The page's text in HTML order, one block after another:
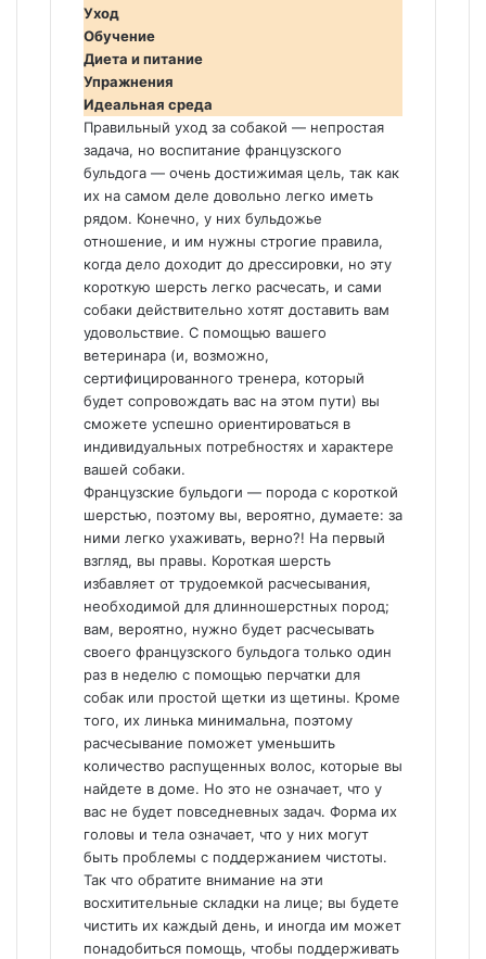
Уход
Обучение
Диета и питание
Упражнения
Идеальная среда
Правильный уход за собакой — непростая
задача, но воспитание французского
бульдога — очень достижимая цель, так как
их на самом деле довольно легко иметь
рядом. Конечно, у них бульдожье
отношение, и им нужны строгие правила,
когда дело доходит до дрессировки, но эту
короткую шерсть легко расчесать, и сами
собаки действительно хотят доставить вам
удовольствие. С помощью вашего
ветеринара (и, возможно,
сертифицированного тренера, который
будет сопровождать вас на этом пути) вы
сможете успешно ориентироваться в
индивидуальных потребностях и характере
вашей собаки.
Французские бульдоги — порода с короткой
шерстью, поэтому вы, вероятно, думаете: за
ними легко ухаживать, верно?! На первый
взгляд, вы правы. Короткая шерсть
избавляет от трудоемкой расчесывания,
необходимой для длинношерстных пород;
вам, вероятно, нужно будет расчесывать
своего французского бульдога только один
раз в неделю с помощью перчатки для
собак или простой щетки из щетины. Кроме
того, их линька минимальна, поэтому
расчесывание поможет уменьшить
количество распущенных волос, которые вы
найдете в доме. Но это не означает, что у
вас не будет повседневных задач. Форма их
головы и тела означает, что у них могут
быть проблемы с поддержанием чистоты.
Так что обратите внимание на эти
восхитительные складки на лице; вы будете
чистить их каждый день, и иногда им может
понадобиться помощь, чтобы поддерживать